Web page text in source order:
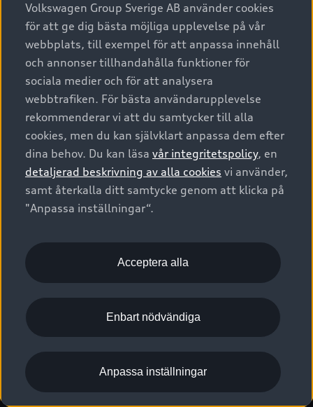
A6 modellerna
SUV
Avant
Audi Sport
Privatleasing
Nya bilar i lager
Begagnade bilar i lager
Audi approved :plus - så gott som nya
Finansiering
Audi exclusive
Provkörning
Service & tillbehör
Audi digital services
Originaltillbehör - köp online
Garantier
Försäkring
Digitala manualer för din Audi
Audi Collection – livsstilsartiklar
Vanliga frågor
2G/3G nätet stängs ned - Hur påverkas min bil av detta?
Tjänstebil
Tjänstebil
Business lease online
Företagsleasing
Om Audi Sverige
Kontakta oss
Audi Återförsäljare/-serviceverkstad
myAudi
Pressmeddelanden
Nyhetsbrev
Vårt hållbarhetsarbete
Lediga tjänster huvudkontor
Lediga tjänster hos Audi Återförsäljare
Kommentar till mediauppgifter om dataläcka
© 2026 AUDI SVERIGE. All Rights Reserved.
Utgivare Juridiskt
Juridiskt Audi AG
Juridiskt Audi Digital Giveaway
Anpassa inställningar för cookies
Visselblåsarkanaler
Volkswagen Group Sverige AB använder cookies
för att ge dig bästa möjliga upplevelse på vår
webbplats, till exempel för att anpassa innehåll
och annonser tillhandahålla funktioner för
sociala medier och för att analysera
webbtrafiken. För bästa användarupplevelse
rekommenderar vi att du samtycker till alla
cookies, men du kan självklart anpassa dem efter
dina behov. Du kan läsa vår integritetspolicy, en
detaljerad beskrivning av alla cookies vi använder,
samt återkalla ditt samtycke genom att klicka på
"Anpassa inställningar“.
Acceptera alla
Enbart nödvändiga
Anpassa inställningar